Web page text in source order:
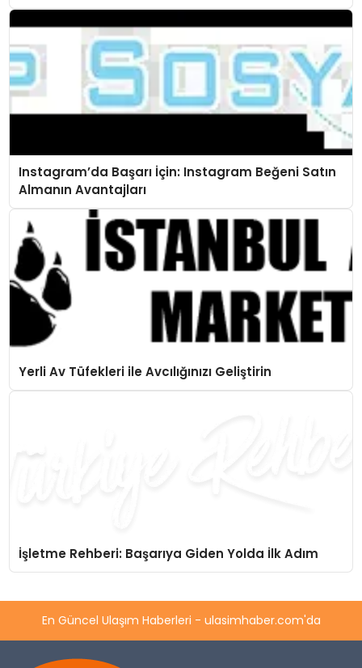
Instagram’da Başarı İçin: Instagram Beğeni Satın
Almanın Avantajları
Yerli Av Tüfekleri ile Avcılığınızı Geliştirin
İşletme Rehberi: Başarıya Giden Yolda İlk Adım
En Güncel Ulaşım Haberleri - ulasimhaber.com'da